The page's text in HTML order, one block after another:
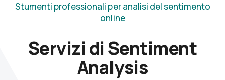
Stumenti professionali per analisi del sentimento
online
Servizi di Sentiment
Analysis